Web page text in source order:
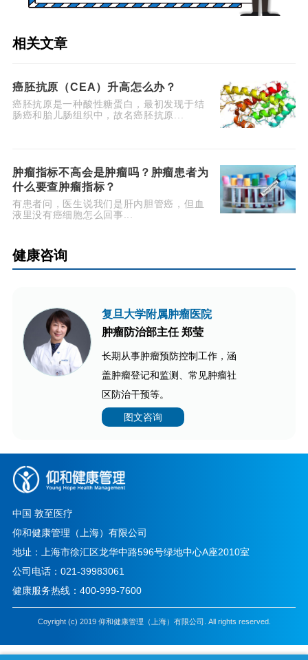
相关文章
癌胚抗原（CEA）升高怎么办？
癌胚抗原是一种酸性糖蛋白，最初发现于结
肠癌和胎儿肠组织中，故名癌胚抗原...
肿瘤指标不高会是肿瘤吗？肿瘤患者为
什么要查肿瘤指标？
有患者问，医生说我们是肝内胆管癌，但血
液里没有癌细胞怎么回事...
健康咨询
复旦大学附属肿瘤医院
肿瘤防治部主任 郑莹
长期从事肿瘤预防控制工作，涵
盖肿瘤登记和监测、常见肿瘤社
区防治干预等。
图文咨询
中国 敦至医疗
仰和健康管理（上海）有限公司
地址：上海市徐汇区龙华中路596号绿地中心A座2010室
公司电话： 021-39983061
健康服务热线： 400-999-7600
Coyright (c) 2019 仰和健康管理（上海）有限公司. All rights reserved.